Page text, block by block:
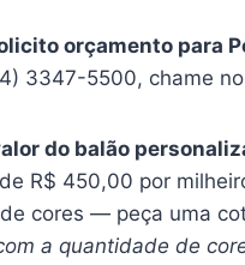
orçamento para
3347-5500, chame
do balão
R$ 450,00 por
cores — peça uma
a quantidade de